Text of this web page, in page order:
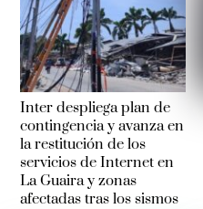
Inter despliega plan de
contingencia y avanza en
la restitución de los
servicios de Internet en
La Guaira y zonas
afectadas tras los sismos